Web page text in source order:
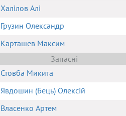
Халілов Алі
Грузин Олександр
Карташев Максим
Запасні
Стовба Микита
Явдошин (Бець) Олексій
Власенко Артем